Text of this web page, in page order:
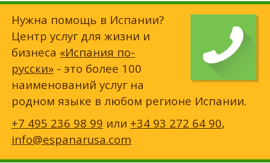
Нужна помощь в Испании?
Центр услуг для жизни и
бизнеса «Испания по-
русски» - это более 100
наименований услуг на
родном языке в любом регионе Испании.
+7 495 236 98 99 или +34 93 272 64 90,
info@espanarusa.com